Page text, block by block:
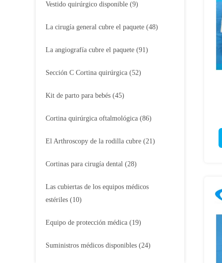
Vestido quirúrgico disponible (9)
La cirugía general cubre el paquete (48)
La angiografía cubre el paquete (91)
Sección C Cortina quirúrgica (52)
Kit de parto para bebés (45)
Cortina quirúrgica oftalmológica (86)
El Arthroscopy de la rodilla cubre (21)
Cortinas para cirugía dental (28)
Las cubiertas de los equipos médicos
estériles (10)
Equipo de protección médica (19)
Suministros médicos disponibles (24)